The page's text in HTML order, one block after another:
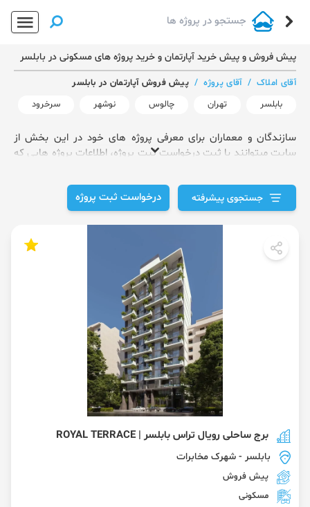
پیش فروش و پیش خرید آپارتمان و خرید پروژه های مسکونی در بابلسر
آقای املاک / آقای پروژه / پیش فروش آپارتمان در بابلسر
بابلسر
تهران چالوس نوشهر سرخرود
سازندگان و معماران برای معرفی پروژه های خود در این بخش از
سایت میتوانند با ثبت درخواست ثبت پروژه، اطلاعات پروژه هایی که
جستجوی پیشرفته درخواست ثبت پروژه
برج ساحلی رویال تراس بابلسر | ROYAL TERRACE
بابلسر - شهرک مخابرات
پیش فروش
مسکونی